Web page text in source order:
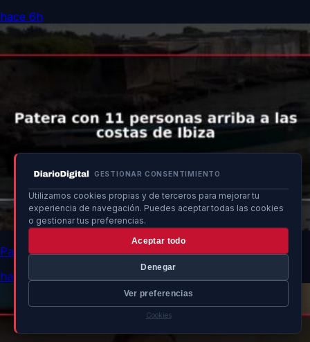
GESTIONAR CONSENTIMIENTO
Utilizamos cookies propias y de terceros para mejorar tu
experiencia de navegación. Puedes aceptar todas las cookies
o gestionar tus preferencias.
Aceptar todo
Denegar
Ver preferencias
Cookies
hace 6h
Patera con 11 personas arriba a las costas de Ibiza
hace 6h